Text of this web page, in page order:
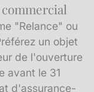
"Relance" ou
un objet
de l'ouverture
avant le 31
d'assurance-